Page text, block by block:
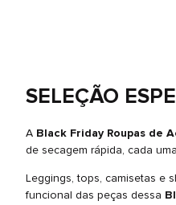
SELEÇÃO
A Black Friday Roupas de
de secagem rápida, cada
Leggings, tops, camisetas e
funcional das peças dessa